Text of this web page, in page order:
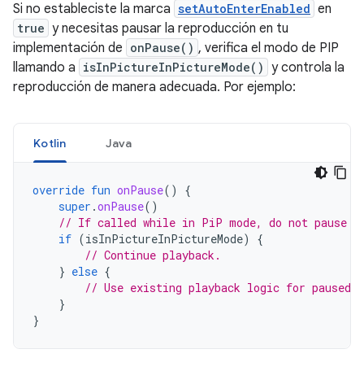
Si no estableciste la marca setAutoEnterEnabled en
true y necesitas pausar la reproducción en tu
implementación de onPause() , verifica el modo de PIP
llamando a isInPictureInPictureMode() y controla la
reproducción de manera adecuada. Por ejemplo:
Kotlin Java
override fun onPause()
{
super .onPause()
// If called while in PiP mode, do not pause
if (isInPictureInPictureMode)
{
// Continue playback.
} else {
// Use existing playback logic for paused
}
}